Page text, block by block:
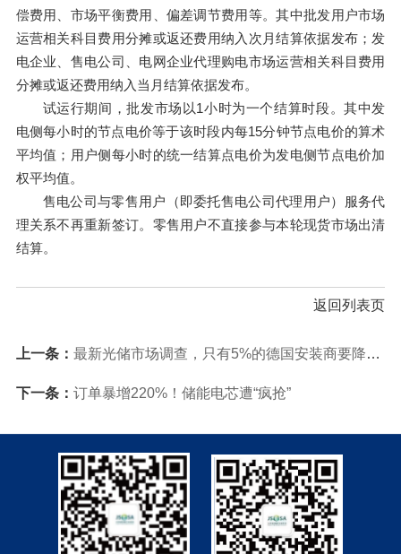
偿费用、市场平衡费用、偏差调节费用等。其中批发用户市场
运营相关科目费用分摊或返还费用纳入次月结算依据发布；发
电企业、售电公司、电网企业代理购电市场运营相关科目费用
分摊或返还费用纳入当月结算依据发布。
试运行期间，批发市场以1小时为一个结算时段。其中发
电侧每小时的节点电价等于该时段内每15分钟节点电价的算术
平均值；用户侧每小时的统一结算点电价为发电侧节点电价加
权平均值。
售电公司与零售用户（即委托售电公司代理用户）服务代
理关系不再重新签订。零售用户不直接参与本轮现货市场出清
结算。
返回列表页
上一条： 最新光储市场调查，只有5%的德国安装商要降价，最大痛点是...
下一条： 订单暴增220%！储能电芯遭“疯抢”